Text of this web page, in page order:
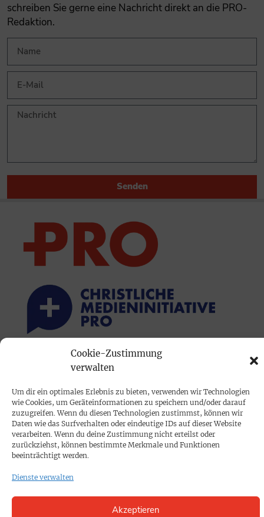
Cookie-Zustimmung
verwalten
Um dir ein optimales Erlebnis zu bieten, verwenden wir Technologien
wie Cookies, um Geräteinformationen zu speichern und/oder darauf
zuzugreifen. Wenn du diesen Technologien zustimmst, können wir
Daten wie das Surfverhalten oder eindeutige IDs auf dieser Website
verarbeiten. Wenn du deine Zustimmung nicht erteilst oder
zurückziehst, können bestimmte Merkmale und Funktionen
beeinträchtigt werden.
Dienste verwalten
Akzeptieren
schreiben Sie gerne eine Nachricht direkt an die PRO-
Redaktion.
Senden
PRINTAUSGABE
PROKOMPAKT
Impressum